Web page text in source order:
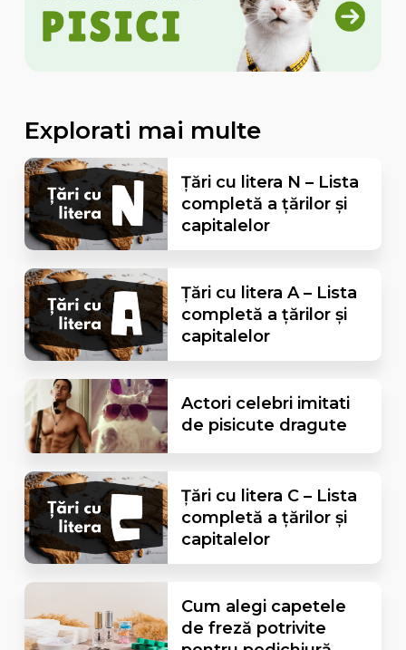
Explorati mai multe
Țări cu litera N – Lista
completă a țărilor și
capitalelor
Țări cu litera A – Lista
completă a țărilor și
capitalelor
Actori celebri imitati
de pisicute dragute
Țări cu litera C – Lista
completă a țărilor și
capitalelor
Cum alegi capetele
de freză potrivite